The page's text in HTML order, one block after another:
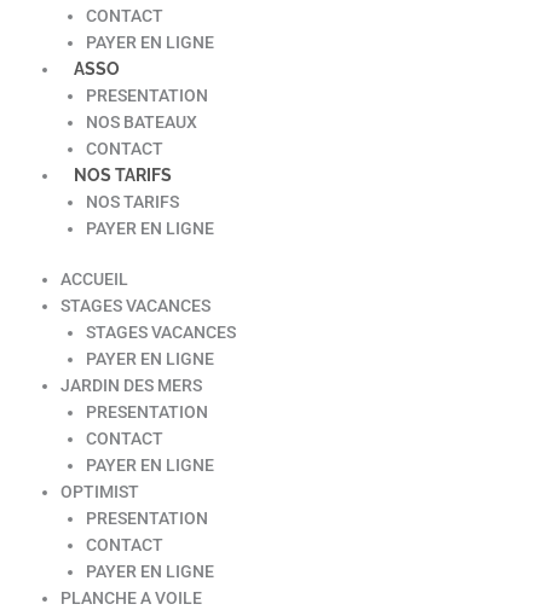
CONTACT
PAYER EN LIGNE
ASSO
PRESENTATION
NOS BATEAUX
CONTACT
NOS TARIFS
NOS TARIFS
PAYER EN LIGNE
ACCUEIL
STAGES VACANCES
STAGES VACANCES
PAYER EN LIGNE
JARDIN DES MERS
PRESENTATION
CONTACT
PAYER EN LIGNE
OPTIMIST
PRESENTATION
CONTACT
PAYER EN LIGNE
PLANCHE A VOILE